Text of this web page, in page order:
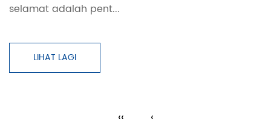
selamat adalah pent...
LIHAT LAGI
‹‹ ‹